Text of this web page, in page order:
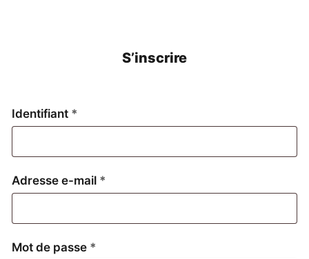
S’inscrire
Identifiant *
Adresse e-mail *
Mot de passe *